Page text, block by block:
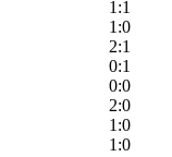
1:1
1:0
2:1
0:1
0:0
2:0
1:0
1:0